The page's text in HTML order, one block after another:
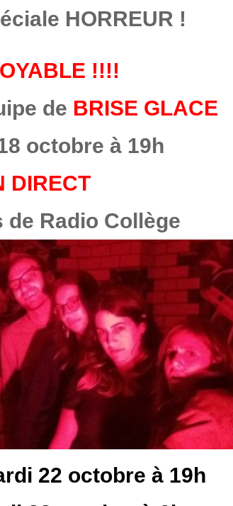
HORREUR !
!!!!
de BRISE GLACE
octobre à 19h
DIRECT
de Radio Collège
22 octobre à 19h